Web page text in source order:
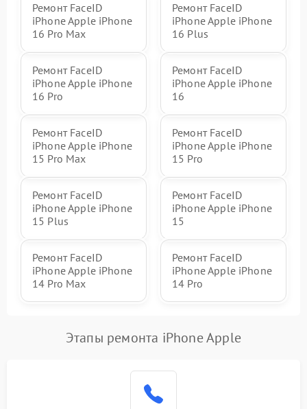
Ремонт FaceID
iPhone Apple iPhone
16 Pro Max
Ремонт FaceID
iPhone Apple iPhone
16 Plus
Ремонт FaceID
iPhone Apple iPhone
16 Pro
Ремонт FaceID
iPhone Apple iPhone
16
Ремонт FaceID
iPhone Apple iPhone
15 Pro Max
Ремонт FaceID
iPhone Apple iPhone
15 Pro
Ремонт FaceID
iPhone Apple iPhone
15 Plus
Ремонт FaceID
iPhone Apple iPhone
15
Ремонт FaceID
iPhone Apple iPhone
14 Pro Max
Ремонт FaceID
iPhone Apple iPhone
14 Pro
Этапы ремонта iPhone Apple